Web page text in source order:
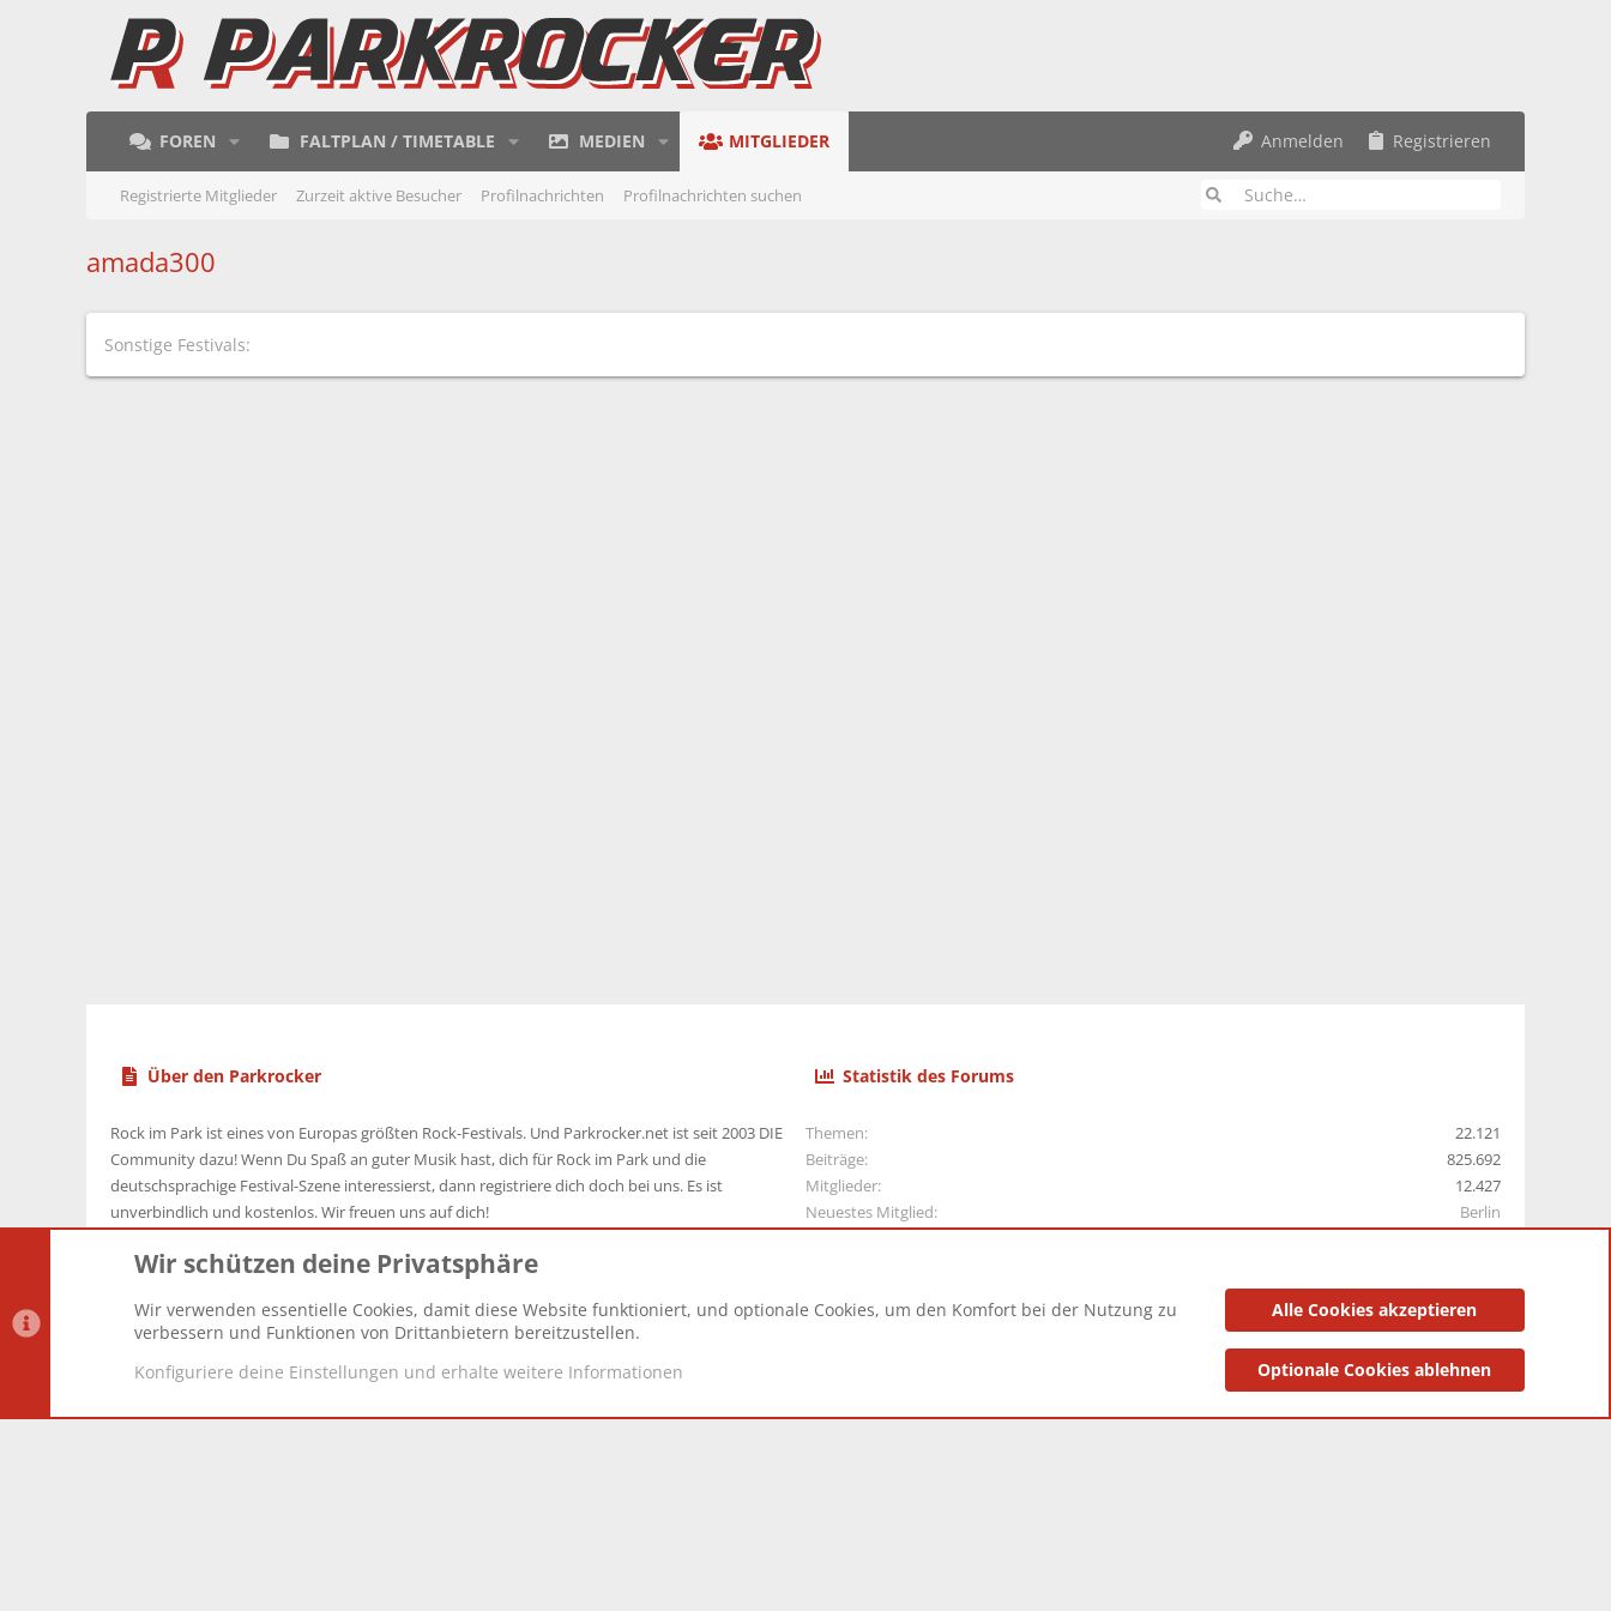
FOREN FALTPLAN / TIMETABLE MEDIEN MITGLIEDER Anmelden Registrieren
Registrierte Mitglieder Zurzeit aktive Besucher Profilnachrichten Profilnachrichten suchen
amada300
Sonstige Festivals
Über den Parkrocker
Rock im Park ist eines von Europas größten Rock-Festivals. Und Parkrocker.net ist seit 2003 DIE
Community dazu! Wenn Du Spaß an guter Musik hast, dich für Rock im Park und die
deutschsprachige Festival-Szene interessierst, dann registriere dich doch bei uns. Es ist
unverbindlich und kostenlos. Wir freuen uns auf dich!
Statistik des Forums
Themen
22.121
Beiträge
825.692
Mitglieder
12.427
Neuestes Mitglied
Berlin
Datenschutz-Einstellungen PR Light Deutsch [Du] Datenschutzerklärung Impressum
Wir schützen deine Privatsphäre
Wir verwenden essentielle Cookies, damit diese Website funktioniert, und optionale Cookies, um den Komfort bei der Nutzung zu
verbessern und Funktionen von Drittanbietern bereitzustellen.
Konfiguriere deine Einstellungen und erhalte weitere Informationen
Alle Cookies akzeptieren
Optionale Cookies ablehnen